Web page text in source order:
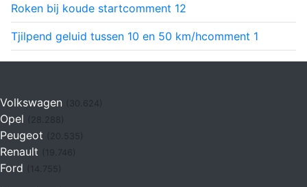
Roken bij koude startcomment 12
Tjilpend geluid tussen 10 en 50 km/hcomment 1
Volkswagen (30.624)
Opel
Peugeot
Renault (19.746)
Ford (14.755)